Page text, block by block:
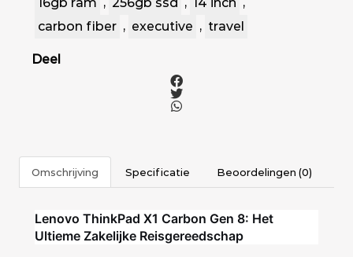
carbon fiber , executive , travel
Deel
Omschrijving Specificatie Beoordelingen (0)
Lenovo ThinkPad X1 Carbon Gen 8: Het
Ultieme Zakelijke Reisgereedschap